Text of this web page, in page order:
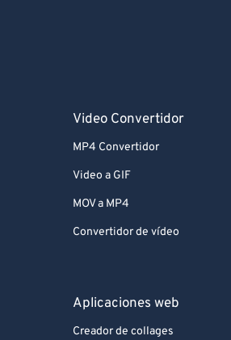
Video Convertidor
MP4 Convertidor
Video a GIF
MOV a MP4
Convertidor de vídeo
Aplicaciones web
Creador de collages